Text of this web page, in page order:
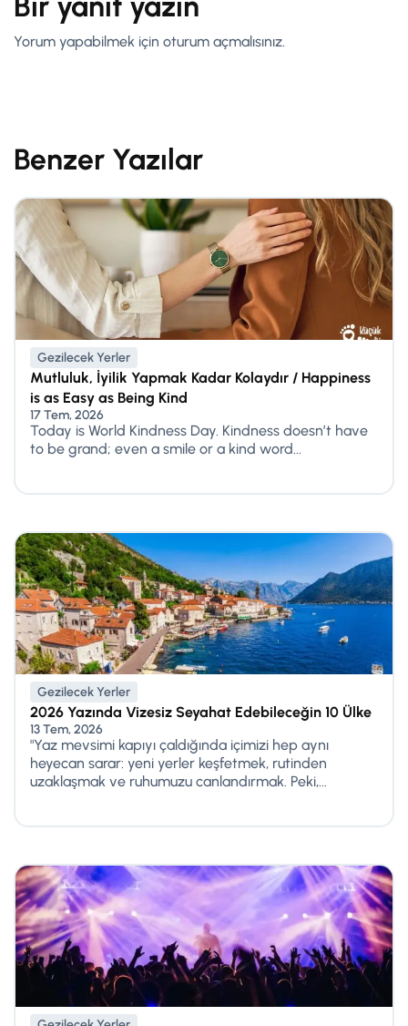
Yorum yapabilmek için oturum açmalısınız.
Benzer Yazılar
Gezilecek Yerler
Mutluluk, İyilik Yapmak Kadar Kolaydır / Happiness
is as Easy as Being Kind
17 Tem, 2026
Today is World Kindness Day. Kindness doesn’t have
to be grand; even a smile or a kind word...
Gezilecek Yerler
2026 Yazında Vizesiz Seyahat Edebileceğin 10 Ülke
13 Tem, 2026
"Yaz mevsimi kapıyı çaldığında içimizi hep aynı
heyecan sarar: yeni yerler keşfetmek, rutinden
uzaklaşmak ve ruhumuzu canlandırmak. Peki,...